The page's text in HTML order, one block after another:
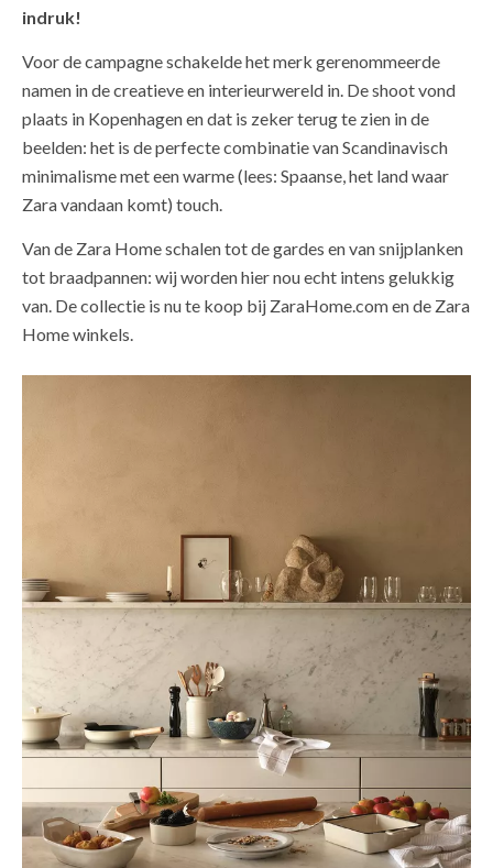
indruk!
Voor de campagne schakelde het merk gerenommeerde
namen in de creatieve en interieurwereld in. De shoot vond
plaats in Kopenhagen en dat is zeker terug te zien in de
beelden: het is de perfecte combinatie van Scandinavisch
minimalisme met een warme (lees: Spaanse, het land waar
Zara vandaan komt) touch.
Van de Zara Home schalen tot de gardes en van snijplanken
tot braadpannen: wij worden hier nou echt intens gelukkig
van. De collectie is nu te koop bij ZaraHome.com en de Zara
Home winkels.